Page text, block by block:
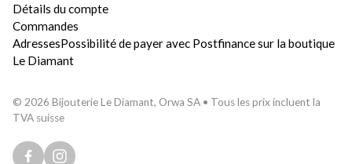
Détails du compte
Commandes
AdressesPossibilité de payer avec Postfinance sur la boutique
Le Diamant
© 2026 Bijouterie Le Diamant, Orwa SA • Tous les prix incluent la
TVA suisse